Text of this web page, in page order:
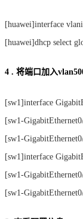
[huawei]interface
[huawei]dhcp select
4 . 将端口加入
[sw1]interface
[sw1-
[sw1-
[sw1]interface
[sw1-
[sw1-